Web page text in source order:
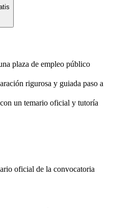
plaza de empleo público
rigurosa y guiada paso a
un temario oficial y tutoría
oficial de la convocatoria